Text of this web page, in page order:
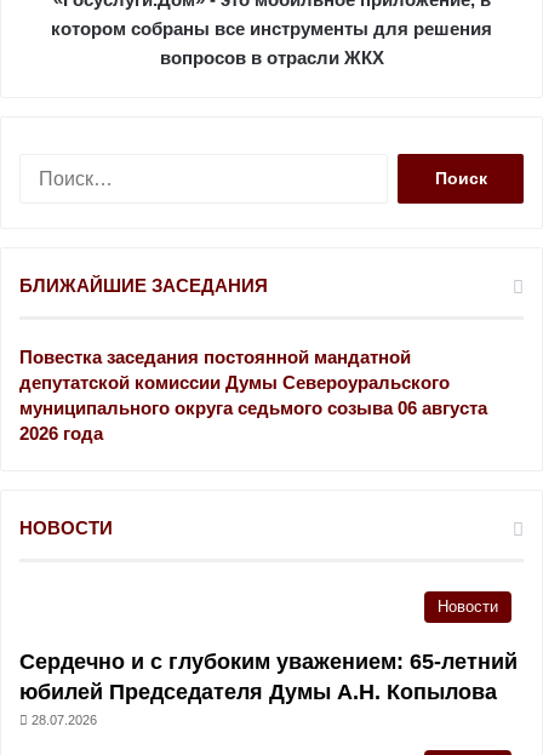
котором собраны все инструменты для решения
вопросов в отрасли ЖКХ
БЛИЖАЙШИЕ ЗАСЕДАНИЯ
Повестка заседания постоянной мандатной
депутатской комиссии Думы Североуральского
муниципального округа седьмого созыва 06 августа
2026 года
НОВОСТИ
Новости
Сердечно и с глубоким уважением: 65-летний
юбилей Председателя Думы А.Н. Копылова
28.07.2026